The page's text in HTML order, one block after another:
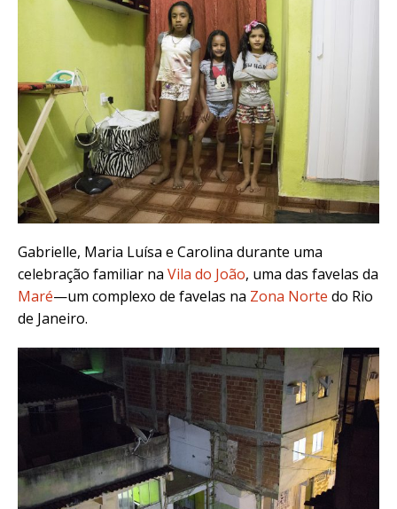
Gabrielle, Maria Luísa e Carolina durante uma
celebração familiar na Vila do João, uma das favelas da
Maré—um complexo de favelas na Zona Norte do Rio
de Janeiro.